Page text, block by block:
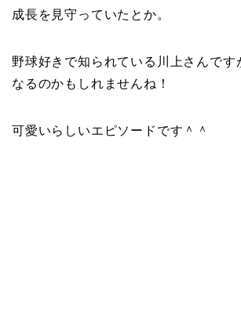
成長を見守っていたとか。
野球好きで知られている川上さんです
なるのかもしれませんね！
可愛いらしいエピソードです＾＾